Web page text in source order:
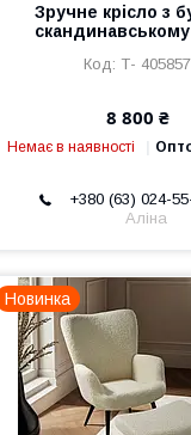
Зручне крісло з
скандинавському
Т- 405857
8 800 ₴
Немає в наявності
+380 (63) 024-
Аліна
Новинка